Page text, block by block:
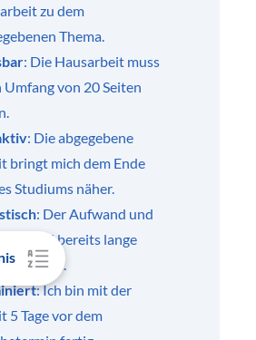
zu dem
Thema.
: Die Hausarbeit muss
Umfang von 20 Seiten
: Die abgegebene
bringt mich dem Ende
Studiums näher.
: Der Aufwand und
sind bereits lange
bekannt.
: Ich bin mit der
5 Tage vor dem